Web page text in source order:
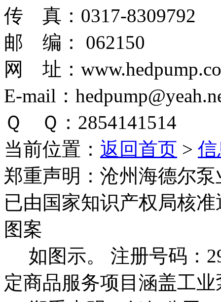
传 真：0317-8309792
邮 编： 062150
网 址：
E-mail：
Ｑ Ｑ：2854141514
当前位置： 返回首页 >
郑重声明： 沧州海德尔
已由国家知识产权局核
图案
如图示。 注册号码：
定商品服务项目涵盖工